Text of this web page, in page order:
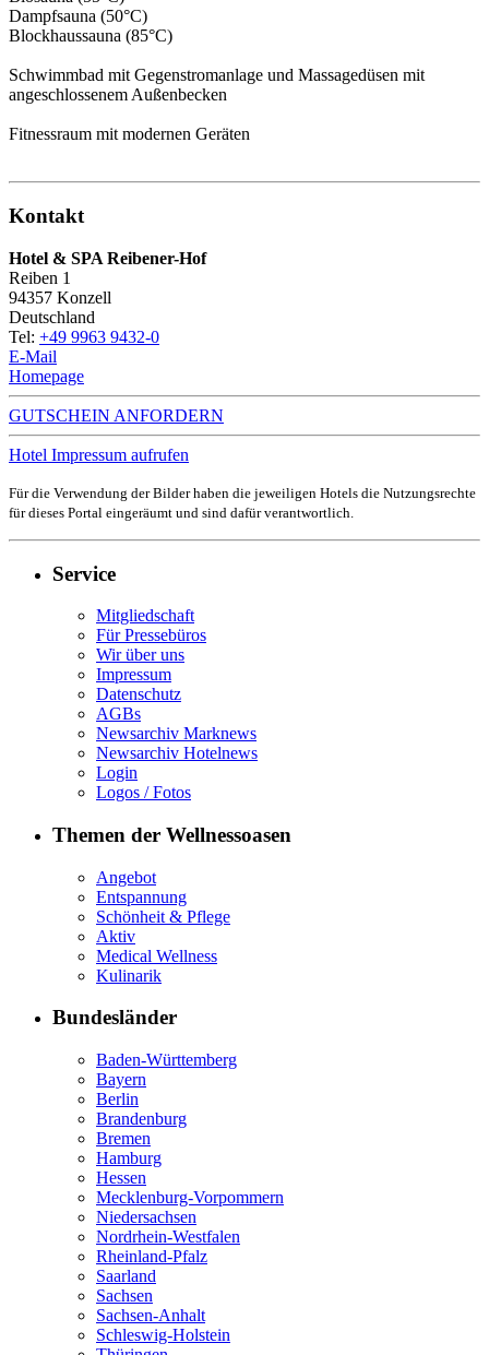
Dampfsauna (50°C)
Blockhaussauna (85°C)
Schwimmbad mit Gegenstromanlage und Massagedüsen mit
angeschlossenem Außenbecken
Fitnessraum mit modernen Geräten
Kontakt
Hotel & SPA Reibener-Hof
Reiben 1
94357 Konzell
Deutschland
Tel: +49 9963 9432-0
E-Mail
Homepage
GUTSCHEIN ANFORDERN
Hotel Impressum aufrufen
Für die Verwendung der Bilder haben die jeweiligen Hotels die Nutzungsrechte
für dieses Portal eingeräumt und sind dafür verantwortlich.
Service
Mitgliedschaft
Für Pressebüros
Wir über uns
Impressum
Datenschutz
AGBs
Newsarchiv Marknews
Newsarchiv Hotelnews
Login
Logos / Fotos
Themen der Wellnessoasen
Angebot
Entspannung
Schönheit & Pflege
Aktiv
Medical Wellness
Kulinarik
Bundesländer
Baden-Württemberg
Bayern
Berlin
Brandenburg
Bremen
Hamburg
Hessen
Mecklenburg-Vorpommern
Niedersachsen
Nordrhein-Westfalen
Rheinland-Pfalz
Saarland
Sachsen
Sachsen-Anhalt
Schleswig-Holstein